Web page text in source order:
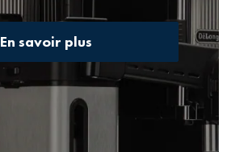
En savoir plus